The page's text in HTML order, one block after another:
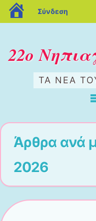
22ο
ΤΑ ΝΈΑ
Άρθρα ανά
2026
blogs.sch.gr
Σύνδεση